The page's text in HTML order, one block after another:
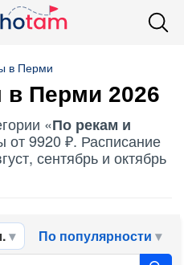
в Перми
Перми 2026
«По рекам и
от 9920 ₽. Расписание
сентябрь и октябрь
По популярности